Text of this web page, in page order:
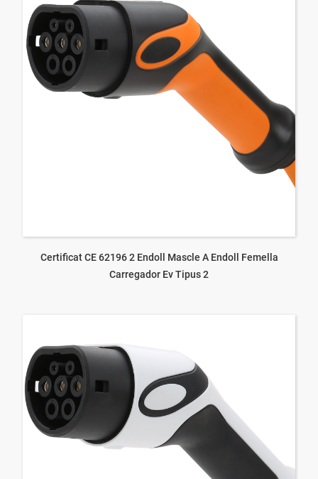
Certificat CE 62196 2 Endoll Mascle A Endoll Femella
Carregador Ev Tipus 2